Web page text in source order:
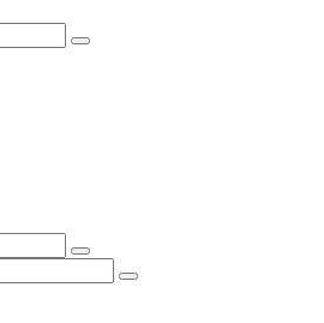
Search
Search
Search